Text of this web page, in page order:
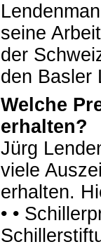
seine
der
den Basler
Welche
erhalten?
Jürg
viele
erhalten.
• •